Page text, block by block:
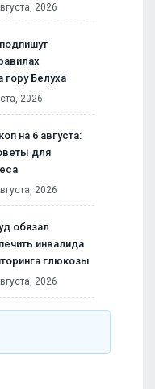
2026
гору Белуха
2026
на 6 августа:
для
2026
обязал
инвалида
глюкозы
2026